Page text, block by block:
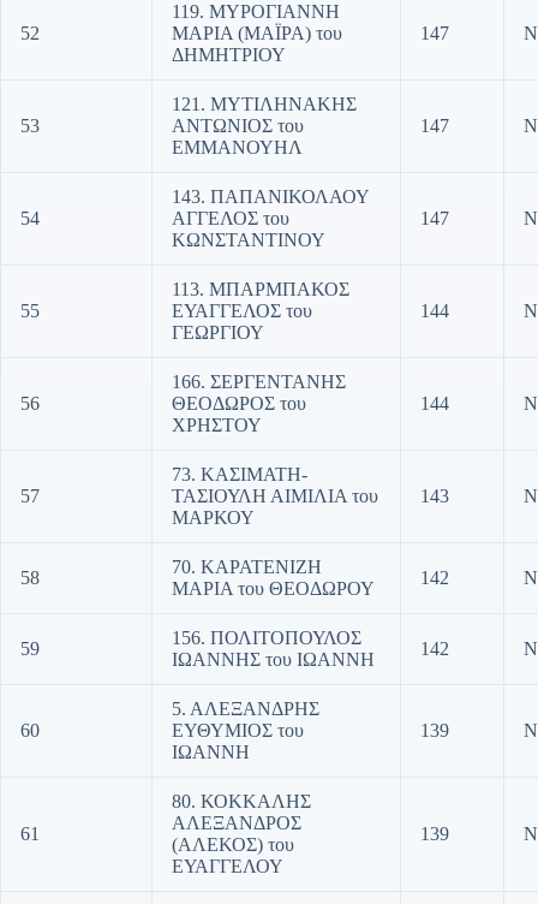
52
119. ΜΥΡΟΓΙΑΝΝΗ
ΜΑΡΙΑ (ΜΑΪΡΑ) του
ΔΗΜΗΤΡΙΟΥ
147
53
121. ΜΥΤΙΛΗΝΑΚΗΣ
ΑΝΤΩΝΙΟΣ του
ΕΜΜΑΝΟΥΗΛ
147
54
143. ΠΑΠΑΝΙΚΟΛΑΟΥ
ΑΓΓΕΛΟΣ του
ΚΩΝΣΤΑΝΤΙΝΟΥ
147
55
113. ΜΠΑΡΜΠΑΚΟΣ
ΕΥΑΓΓΕΛΟΣ του
ΓΕΩΡΓΙΟΥ
144
56
166. ΣΕΡΓΕΝΤΑΝΗΣ
ΘΕΟΔΩΡΟΣ του
ΧΡΗΣΤΟΥ
144
57
73. ΚΑΣΙΜΑΤΗ-
ΤΑΣΙΟΥΛΗ ΑΙΜΙΛΙΑ του
ΜΑΡΚΟΥ
143
58
70. ΚΑΡΑΤΕΝΙΖΗ
ΜΑΡΙΑ του ΘΕΟΔΩΡΟΥ
142
59
156. ΠΟΛΙΤΟΠΟΥΛΟΣ
ΙΩΑΝΝΗΣ του ΙΩΑΝΝΗ
142
60
5. ΑΛΕΞΑΝΔΡΗΣ
ΕΥΘΥΜΙΟΣ του
ΙΩΑΝΝΗ
139
61
80. ΚΟΚΚΑΛΗΣ
ΑΛΕΞΑΝΔΡΟΣ
(ΑΛΕΚΟΣ) του
ΕΥΑΓΓΕΛΟΥ
139